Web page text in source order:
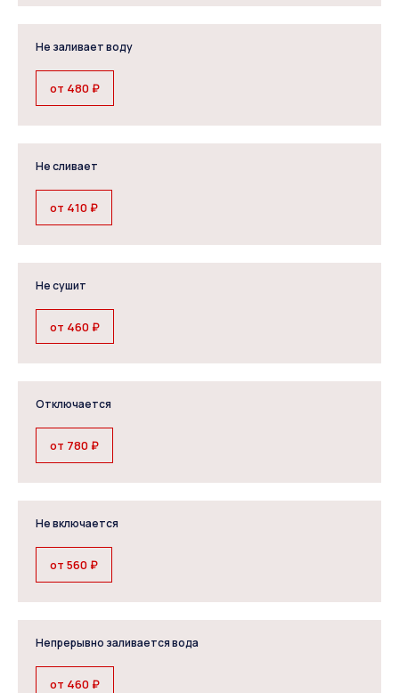
Не заливает воду
от 480 ₽
Не сливает
от 410 ₽
Не сушит
от 460 ₽
Отключается
от 780 ₽
Не включается
от 560 ₽
Непрерывно заливается вода
от 460 ₽